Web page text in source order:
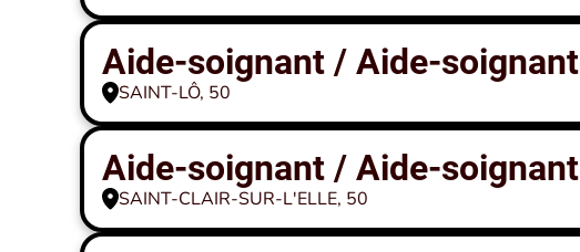
Aide-soignant / Aide-
SAINT-LÔ, 50
Aide-soignant / Aide-
SAINT-CLAIR-SUR-L'ELLE, 50